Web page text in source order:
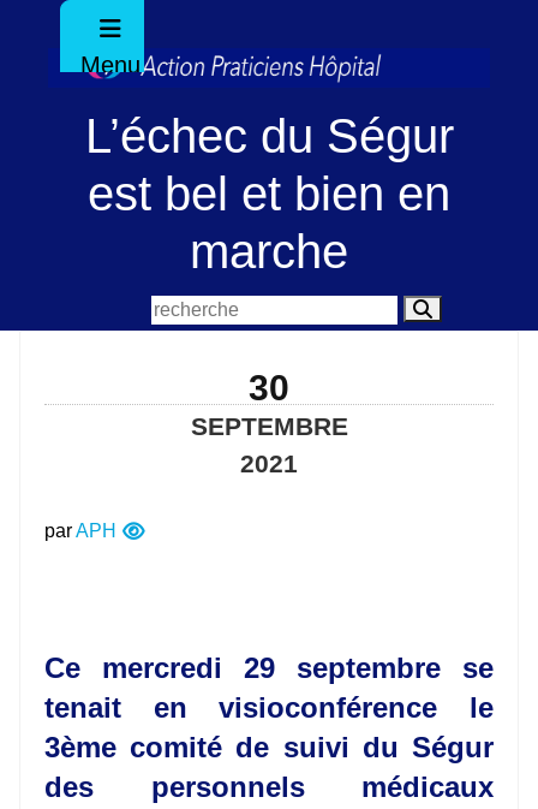
Menu
L’échec du Ségur
est bel et bien en
marche
30
SEPTEMBRE
2021
parAPH
Ce mercredi 29 septembre se
tenait en visioconférence le
3ème comité de suivi du Ségur
des personnels médicaux